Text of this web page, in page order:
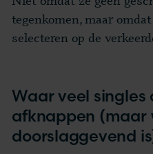
tegenkomen, maar
selecteren op de
Waar veel singles
afknappen (maar
doorslaggevend